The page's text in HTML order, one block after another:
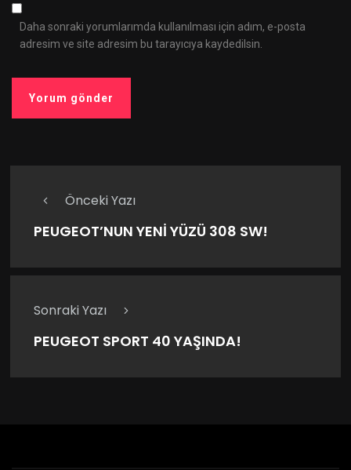
Daha sonraki yorumlarımda kullanılması için adım, e-posta
adresim ve site adresim bu tarayıcıya kaydedilsin.
Önceki Yazı
PEUGEOT’NUN YENİ YÜZÜ 308 SW!
Sonraki Yazı
PEUGEOT SPORT 40 YAŞINDA!